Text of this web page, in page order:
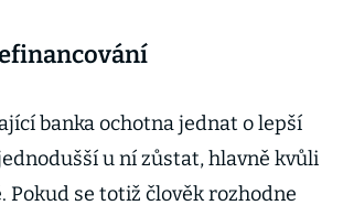
banka ochotna jednat o lepší
u ní zůstat, hlavně kvůli
Pokud se totiž člověk rozhodne